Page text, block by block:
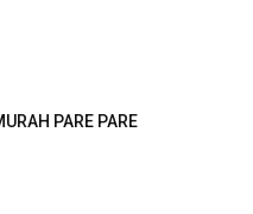
PARE PARE